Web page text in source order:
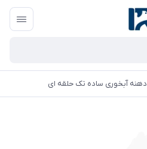
دهنه آبخوری ساده تک حلقه ای